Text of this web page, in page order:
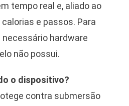
tempo real e, aliado ao
e passos. Para
hardware
não possui.
o dispositivo?
contra submersão